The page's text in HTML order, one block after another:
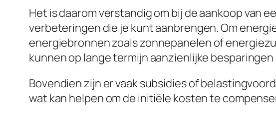
Het is daarom verstandig om bij de aankoop van
verbeteringen die je kunt aanbrengen. Om
energiebronnen zoals zonnepanelen of
kunnen op lange termijn aanzienlijke
Bovendien zijn er vaak subsidies of
wat kan helpen om de initiële kosten te